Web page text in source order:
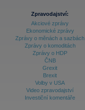
Zpravodajství:
Akciové zprávy
Ekonomické zprávy
Zprávy o měnách a sazbách
Zprávy o komoditách
Zprávy o HDP
ČNB
Grexit
Brexit
Volby v USA
Video zpravodajství
Investiční komentáře